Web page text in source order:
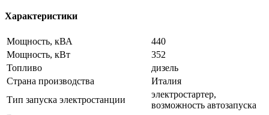
Характеристики
Мощность, кВА
440
Мощность, кВт
352
Топливо
дизель
Страна производства
Италия
Тип запуска электростанции
электростартер,
возможность автозапуска